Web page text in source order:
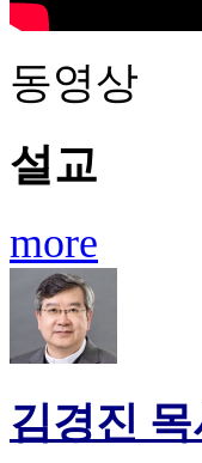
동영상
설교
more
김경진